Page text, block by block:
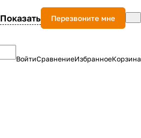
Показать Перезвоните мне
ВойтиСравнениеИзбранноеКорзина